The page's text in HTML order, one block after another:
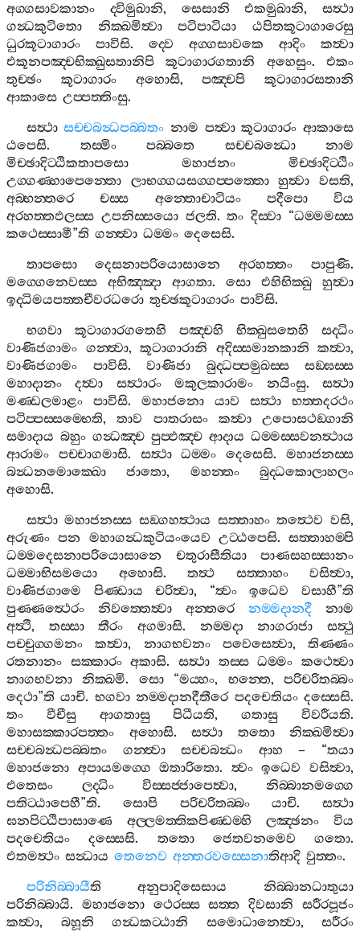
අග‍්ගසාවකානං
ද‍්විමුඛානි, සෙසානි එකමුඛානි, සත්‍ථා
ගන්‍ධකුටිතො
නික‍්ඛමිත්‍වා පටිපාටියා
ඨපිතකූටාගාරෙසු
ධුරකූටාගාරං
පාවිසි. ද‍්වෙ අග‍්ගසාවකෙ ආදිං
කත්‍වා
එකූනපඤ‍්චභික‍්ඛුසතානිපි
කූටාගාරගතානි අහෙසුං.එකං
තුච‍්ඡං
කූටාගාරං අහොසි,පඤ‍්චපි
කූටාගාරසතානි
ආකාසෙ උප‍්පත‍්තිංසු.
සත්‍ථා සච‍්චබන්‍ධපබ‍්බතං නාම පත්‍වා කූටාගාරං ආකාසෙ
ඨපෙසි. තස‍්මිං පබ‍්බතෙ සච‍්චබන්‍ධො
නාම
මිච‍්ඡාදිට‍්ඨිකතාපසො
මහාජනං
මිච‍්ඡාදිට‍්ඨිං
උග‍්ගණ‍්හාපෙන‍්තො
ලාභග‍්ගයසග‍්ගප‍්පත‍්තො හුත්‍වා වසති,
අබ‍්භන‍්තරෙ
චස‍්ස අන‍්තොචාටියං පදීපො
විය
අරහත‍්තඵලස‍්ස උපනිස‍්සයො ජලති.තං දිස‍්වා “ධම‍්මමස‍්ස
කථෙස‍්සාමී”ති ගන‍්ත්‍වා ධම‍්මං දෙසෙසි.
තාපසො
දෙසනාපරියොසානෙ අරහත‍්තං පාපුණි.
මග‍්ගෙනෙවස‍්ස
අභිඤ‍්ඤා ආගතා. සො එහිභික‍්ඛු
හුත්‍වා
ඉද‍්ධිමයපත‍්තචීවරධරො තුච‍්ඡකූටාගාරං පාවිසි.
භගවා
කූටාගාරගතෙහි පඤ‍්චහි භික‍්ඛුසතෙහි
සද‍්ධිං
වාණිජගාමං ගන‍්ත්‍වා, කූටාගාරානි අදිස‍්සමානකානි කත්‍වා,
වාණිජගාමං
පාවිසි. වාණිජා බුද‍්ධප‍්පමුඛස‍්ස
සඞ‍්ඝස‍්ස
මහාදානං
දත්‍වා සත්‍ථාරං මකුලකාරාමං නයිංසු.සත්‍ථා
මණ‍්ඩලමාළං
පාවිසි. මහාජනො යාව සත්‍ථා
භත‍්තදරථං
පටිප‍්පස‍්සම‍්භෙති,තාව පාතරාසං කත්‍වා
උපොසථඞ‍්ගානි
සමාදාය බහුං ගන්‍ධඤ‍්ච පුප‍්ඵඤ‍්ච ආදාය ධම‍්මස‍්සවනත්‍ථාය
ආරාමං
පච‍්චාගමාසි. සත්‍ථා ධම‍්මං දෙසෙසි.මහාජනස‍්ස
බන්‍ධනමොක‍්ඛො
ජාතො, මහන‍්තං
බුද‍්ධකොලාහලං
අහොසි.
සත්‍ථා මහාජනස‍්ස සඞ‍්ගහත්‍ථාය සත‍්තාහං තත්‍ථෙව වසි,
අරුණං පන මහාගන්‍ධකුටියංයෙව උට‍්ඨපෙසි. සත‍්තාහම‍්පි
ධම‍්මදෙසනාපරියොසානෙ
චතුරාසීතියා
පාණසහස‍්සානං
ධම‍්මාභිසමයො
අහොසි. තත්‍ථ සත‍්තාහං වසිත්‍වා,
වාණිජගාමෙ
පිණ‍්ඩාය චරිත්‍වා, “ත්‍වං ඉධෙව වසාහී”ති
පුණ‍්ණත්‍ථෙරං
නිවත‍්තෙත්‍වා අන‍්තරෙ නම‍්මදානදී
නාම
අත්‍ථි, තස‍්සා තීරං අගමාසි. නම‍්මදා නාගරාජා
සත්‍ථු
පච‍්චුග‍්ගමනං
කත්‍වා, නාගභවනං පවෙසෙත්‍වා, තිණ‍්ණං
රතනානං සක‍්කාරං අකාසි.සත්‍ථා තස‍්ස ධම‍්මං කථෙත්‍වා
නාගභවනා
නික‍්ඛමි. සො“මය‍්හං, භන‍්තෙ,පරිචරිතබ‍්බං
දෙථා”ති යාචි. භගවා නම‍්මදානදීතීරෙ පදචෙතියං දස‍්සෙසි.
තං
වීචීසු ආගතාසු පිධීයති,ගතාසු විවරීයති.
මහාසක‍්කාරපත‍්තං
අහොසි. සත්‍ථා තතො
නික‍්ඛමිත්‍වා
සච‍්චබන්‍ධපබ‍්බතං
ගන‍්ත්‍වා සච‍්චබන්‍ධං ආහ – “තයා
මහාජනො අපායමග‍්ගෙ ඔතාරිතො. ත්‍වං ඉධෙව වසිත්‍වා,
එතෙසං
ලද‍්ධිං විස‍්සජ‍්ජාපෙත්‍වා,නිබ‍්බානමග‍්ගෙ
පතිට‍්ඨාපෙහී”ති. සොපි පරිචරිතබ‍්බං යාචි. සත්‍ථා
ඝනපිට‍්ඨිපාසාණෙ
අල‍්ලමත‍්තිකපිණ‍්ඩම‍්හි ලඤ‍්ඡනං
විය
පදචෙතියං
දස‍්සෙසි. තතො ජෙතවනමෙව ගතො.
එතමත්‍ථං සන්‍ධාය තෙනෙව අන‍්තරවස‍්සෙනාතිආදි වුත‍්තං.
පරිනිබ‍්බායීති අනුපාදිසෙසාය
නිබ‍්බානධාතුයා
පරිනිබ‍්බායි. මහාජනො ථෙරස‍්ස සත‍්ත දිවසානි
සරීරපූජං
කත්‍වා, බහූනි ගන්‍ධකට‍්ඨානි සමොධානෙත්‍වා, සරීරං